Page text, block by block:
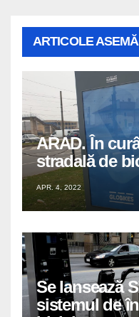
ARTICOLE
ARAD. În
stradală de
APR. 4, 2022
Se lansează
sistemul de